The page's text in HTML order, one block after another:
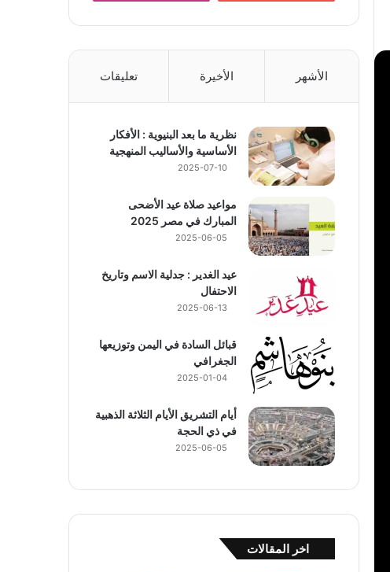
الأشهر الأخيرة تعليقات
نظرية ما بعد البنيوية : الأفكار
الأساسية والأساليب المنهجية
2025-07-10
مواعيد صلاة عيد الأضحى
المبارك في مصر 2025
2025-06-05
عيد الغدير : جدلية الاسم وتاريخ
الاحتفال
2025-06-13
قبائل السادة في اليمن وتوزيعها
الجغرافي
2025-01-04
أيام التشريق الأيام الثلاثة الذهبية
في ذي الحجة
2025-06-05
اخر المقالات